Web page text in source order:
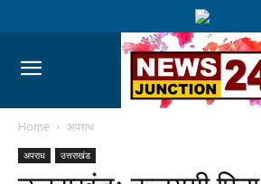
Home अपराध
अपराध उत्तराखंड